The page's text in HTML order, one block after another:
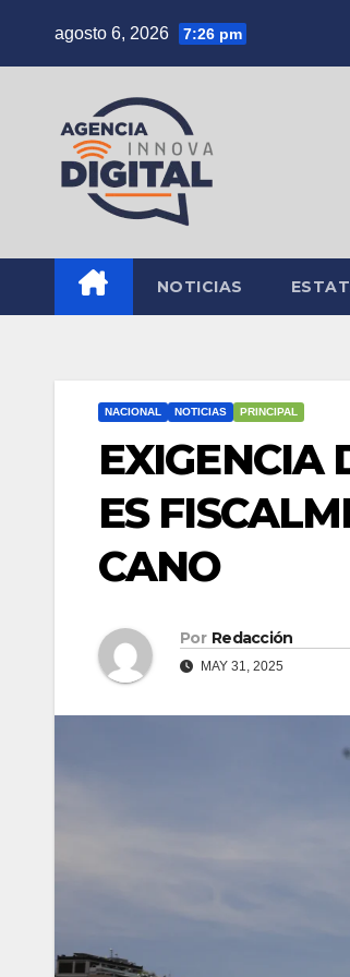
agosto 6, 2026 7:26 pm
NOTICIAS
NACIONAL NOTICIAS PRINCIPAL
EXIGENCIA
ES
CANO
Por Redacción
MAY 31, 2025